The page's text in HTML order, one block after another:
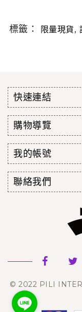
標籤： 限量現貨,
快速連結
購物導覽
我的帳號
聯絡我們
© 2022 PILI